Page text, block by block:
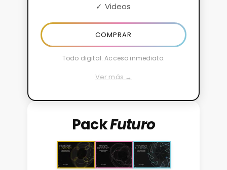
✓ Videos
COMPRAR
Todo digital. Acceso inmediato.
Ver más →
PackFuturo